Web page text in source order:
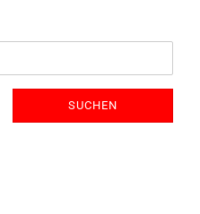
SUCHEN